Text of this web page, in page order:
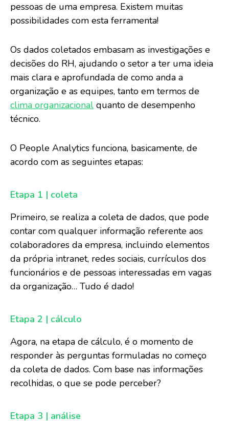
pessoas de uma empresa. Existem muitas
possibilidades com esta ferramenta!
Os dados coletados embasam as investigações e
decisões do RH, ajudando o setor a ter uma ideia
mais clara e aprofundada de como anda a
organização e as equipes, tanto em termos de
clima organizacional quanto de desempenho
técnico.
O People Analytics funciona, basicamente, de
acordo com as seguintes etapas:
Etapa 1 | coleta
Primeiro, se realiza a coleta de dados, que pode
contar com qualquer informação referente aos
colaboradores da empresa, incluindo elementos
da própria intranet, redes sociais, currículos dos
funcionários e de pessoas interessadas em vagas
da organização… Tudo é dado!
Etapa 2 | cálculo
Agora, na etapa de cálculo, é o momento de
responder às perguntas formuladas no começo
da coleta de dados. Com base nas informações
recolhidas, o que se pode perceber?
Etapa 3 | análise